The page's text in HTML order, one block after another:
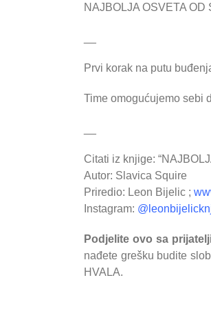
NAJBOLJA OSVETA OD
Prvi korak na putu
Time omogućujemo sebi
Citati iz knjige:
Autor: Slavica Squire
Priredio: Leon Bijelic ;
Instagram:
Podjelite ovo sa
nađete grešku budite
HVALA.